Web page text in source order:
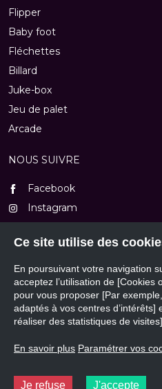
Flipper
Baby foot
Fléchettes
Billard
Juke-box
Jeu de palet
Arcade
NOUS SUIVRE
Facebook
Instagram
Youtube
NOUS CONTACTER
Formulaire de contact
03 82 84 77 20(de 9h à
Ce site utilise des
En poursuivant votre navigation
acceptez l’utilisation de [Cookies
pour vous proposer [Par
adaptés à vos centres d’intérêts]
réaliser des statistiques de visites].
En savoir plus Paramétrer vos
Je refuse J'accepte